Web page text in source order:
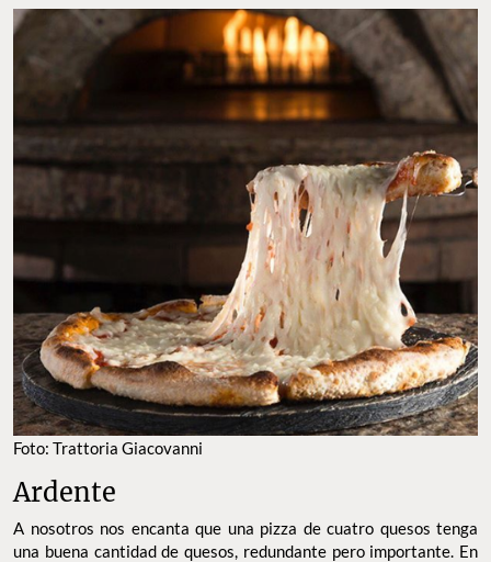
Foto: Trattoria Giacovanni
Ardente
A nosotros nos encanta que una pizza de cuatro quesos tenga
una buena cantidad de quesos, redundante pero importante. En